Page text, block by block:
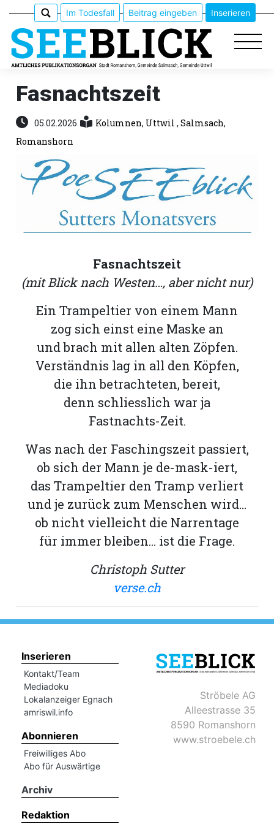
Epaper
Veranstaltungen
Erlebnisführer
Romanshorn:
Mitteilungen
Im Todesfall Beitrag eingeben Inserieren
Fasnachtszeit
05.02.2026 Kolumnen, Uttwil,Salmsach,
Romanshorn
Fasnachtszeit
(mit Blick nach Westen…, aber nicht nur)
Ein Trampeltier von einem Mann
zog sich einst eine Maske an
und brach mit allen alten Zöpfen.
Verständnis lag in all den Köpfen,
die ihn betrachteten, bereit,
denn schliesslich war ja
Fastnachts-Zeit.
Was nach der Faschingszeit passiert,
ob sich der Mann je de-mask-iert,
das Trampeltier den Tramp verliert
und je zurück zum Menschen wird…
ob nicht vielleicht die Narrentage
für immer bleiben… ist die Frage.
Christoph Sutter
verse.ch
Inserieren
Kontakt/Team
Mediadoku
Lokalanzeiger Egnach
amriswil.info
Abonnieren
Freiwilliges Abo
Abo für Auswärtige
Archiv
Redaktion
Ströbele AG
Alleestrasse 35
8590 Romanshorn
www.stroebele.ch